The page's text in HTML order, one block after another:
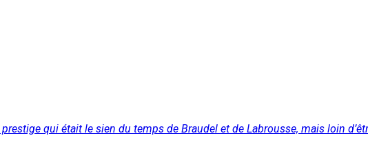
qui était le sien du temps de Braudel et de Labrousse, mais loin